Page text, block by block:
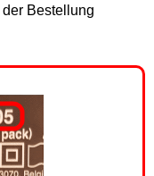
Bestellung